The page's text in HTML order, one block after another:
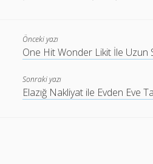
Önceki yazı
One Hit Wonder Likit İle Uzun
Sonraki yazı
Elazığ Nakliyat ile Evden Eve